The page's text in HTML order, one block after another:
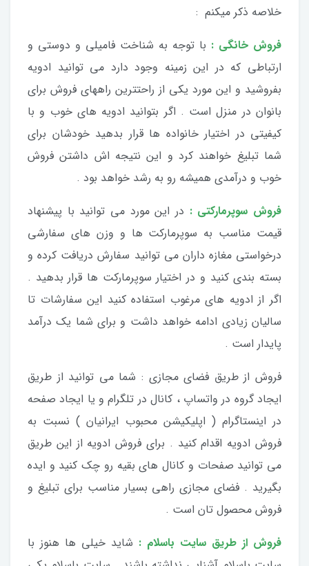
خلاصه ذکر میکنم :
فروش خانگی : با توجه به شناخت فامیلی و دوستی و
ارتباطی که در این زمینه وجود دارد می توانید ادویه
بفروشید و این مورد یکی از راحتترین راههای فروش برای
بانوان در منزل است . اگر بتوانید ادویه های خوب و با
کیفیتی در اختیار خانواده ها قرار بدهید خودشان برای
شما تبلیغ خواهند کرد و این نتیجه اش داشتن فروش
خوب و درآمدی همیشه رو به رشد خواهد بود .
فروش سوپرمارکتی : در این مورد می توانید با پیشنهاد
قیمت مناسب به سوپرمارکت ها و وزن های سفارشی
درخواستی مغازه داران می توانید سفارش دریافت کرده و
بسته بندی کنید و در اختیار سوپرمارکت ها قرار بدهید .
اگر از ادویه های مرغوب استفاده کنید این سفارشات تا
سالیان زیادی ادامه خواهد داشت و برای شما یک درآمد
پایدار است .
فروش از طریق فضای مجازی : شما می توانید از طریق
ایجاد گروه در واتساپ ، کانال در تلگرام و یا ایجاد صفحه
در اینستاگرام ( اپلیکیشن محبوب ایرانیان ) نسبت به
فروش ادویه اقدام کنید . برای فروش ادویه از این طریق
می توانید صفحات و کانال های بقیه رو چک کنید و ایده
بگیرید . فضای مجازی راهی بسیار مناسب برای تبلیغ و
فروش محصول تان است .
فروش از طریق سایت باسلام : شاید خیلی ها هنوز با